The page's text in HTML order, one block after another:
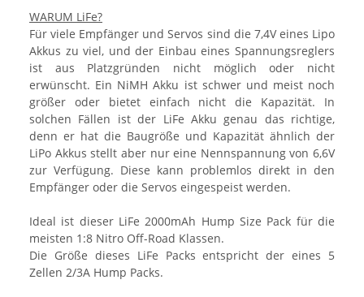
WARUM LiFe?
Für viele Empfänger und Servos sind die 7,4V eines Lipo
Akkus zu viel, und der Einbau eines Spannungsreglers
ist aus Platzgründen nicht möglich oder nicht
erwünscht. Ein NiMH Akku ist schwer und meist noch
größer oder bietet einfach nicht die Kapazität. In
solchen Fällen ist der LiFe Akku genau das richtige,
denn er hat die Baugröße und Kapazität ähnlich der
LiPo Akkus stellt aber nur eine Nennspannung von 6,6V
zur Verfügung. Diese kann problemlos direkt in den
Empfänger oder die Servos eingespeist werden.
Ideal ist dieser LiFe 2000mAh Hump Size Pack für die
meisten 1:8 Nitro Off-Road Klassen.
Die Größe dieses LiFe Packs entspricht der eines 5
Zellen 2/3A Hump Packs.